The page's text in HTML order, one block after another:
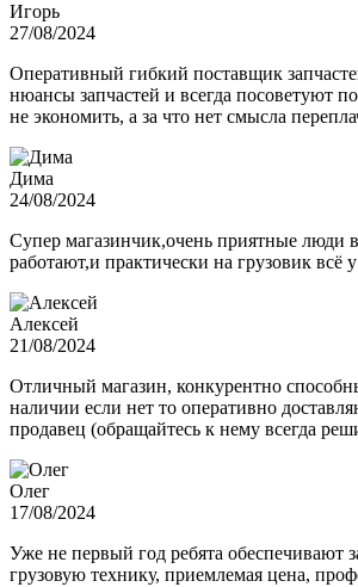
Игорь
27/08/2024
Оперативный гибкий поставщик
нюансы запчастей и всегда посоветуют
не экономить, а за что нет смысла
Дима
24/08/2024
Супер магазинчик,очень приятные люди
работают,и практически на грузовик всё
Алексей
21/08/2024
Отличный магазин, конкурентно
наличии если нет то оперативно
продавец (обращайтесь к нему всегда
Олег
17/08/2024
Уже не первый год ребята обеспечивают
грузовую технику, приемлемая цена,